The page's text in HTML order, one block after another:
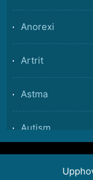
Anorexi
Artrit
Astma
Autism